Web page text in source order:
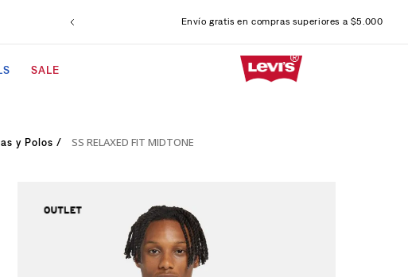
Envío gratis en compras superiores a $5.000
SALE
y Polos SS RELAXED FIT MIDTONE